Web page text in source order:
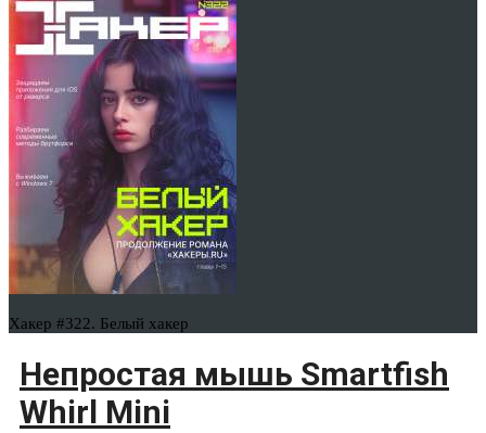
Хакер #322. Белый хакер
Непростая мышь Smartfish
Whirl Mini